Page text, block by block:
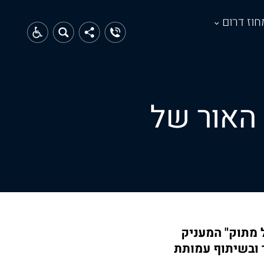
דרום
האור של
מתוק" המעניק
ובשיתוף עמותת